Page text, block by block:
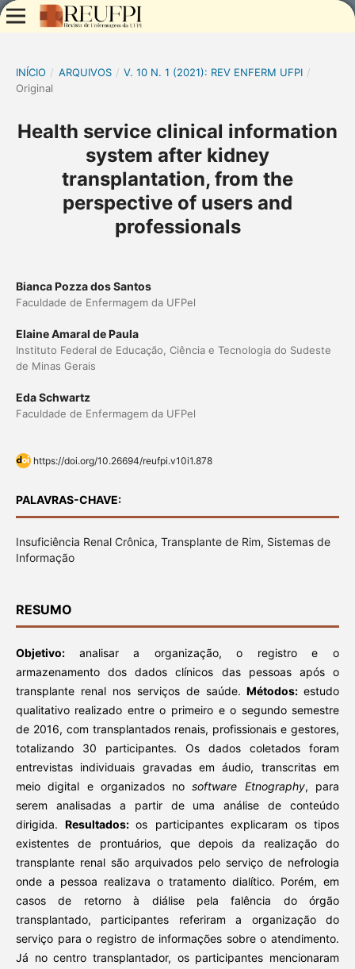
INÍCIO / ARQUIVOS / V. 10 N. 1 (2021): REV ENFERM UFPI /
Original
Health service clinical information
system after kidney
transplantation, from the
perspective of users and
professionals
Bianca Pozza dos Santos
Faculdade de Enfermagem da UFPel
Elaine Amaral de Paula
Instituto Federal de Educação, Ciência e Tecnologia do Sudeste
de Minas Gerais
Eda Schwartz
Faculdade de Enfermagem da UFPel
https://doi.org/10.26694/reufpi.v10i1.878
PALAVRAS-CHAVE:
Insuficiência Renal Crônica, Transplante de Rim, Sistemas de
Informação
RESUMO
Objetivo: analisar a organização, o registro e o
armazenamento dos dados clínicos das pessoas após o
transplante renal nos serviços de saúde. Métodos:estudo
qualitativo realizado entre o primeiro e o segundo semestre
de 2016, com transplantados renais, profissionais e gestores,
totalizando 30 participantes. Os dados coletados foram
entrevistas individuais gravadas em áudio, transcritas em
meio digital e organizados nosoftware Etnography, para
serem analisadas a partir de uma análise de conteúdo
dirigida.Resultados:os participantes explicaram os tipos
existentes de prontuários, que depois da realização do
transplante renal são arquivados pelo serviço de nefrologia
onde a pessoa realizava o tratamento dialítico. Porém, em
casos de retorno à diálise pela falência do órgão
transplantado, participantes referiram a organização do
serviço para o registro de informações sobre o atendimento.
Já no centro transplantador, os participantes mencionaram